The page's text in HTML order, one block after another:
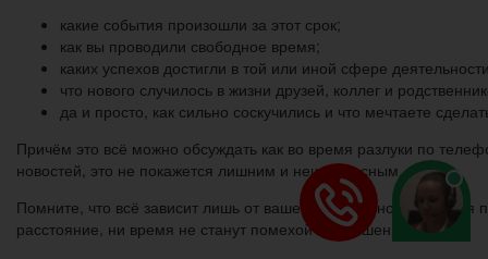
какие события произошли за этот срок;
как вы проводили свободное время;
каких успехов достигли в той или иной сфере
что нового случилось в жизни друзей, коллег и
да и просто, как сильно соскучились и что мечтаете
Причём это всё можно обсуждать как во время разлуки по
новостей, это не покажется лишним и неинтересным.
Помните, что всё зависит лишь от вашего совместного желания
расстояние, ни время не станут помехой в отношениях.